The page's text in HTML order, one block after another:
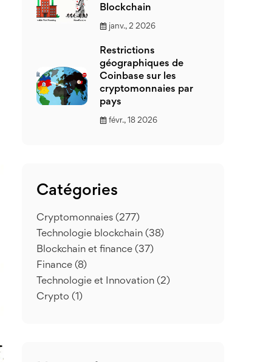
Blockchain
janv., 2 2026
Restrictions
géographiques de
Coinbase sur les
cryptomonnaies par
pays
févr., 18 2026
Catégories
Cryptomonnaies (277)
Technologie blockchain (38)
Blockchain et finance (37)
Finance (8)
Technologie et Innovation (2)
Crypto (1)